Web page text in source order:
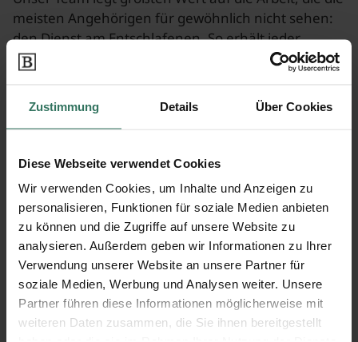
Zustimmung Details Über Cookies
Diese Webseite verwendet Cookies
Wir verwenden Cookies, um Inhalte und Anzeigen zu
personalisieren, Funktionen für soziale Medien anbieten
zu können und die Zugriffe auf unsere Website zu
analysieren. Außerdem geben wir Informationen zu Ihrer
Verwendung unserer Website an unsere Partner für
soziale Medien, Werbung und Analysen weiter. Unsere
Partner führen diese Informationen möglicherweise mit
weiteren Daten zusammen, die Sie ihnen bereitgestellt
meisten Angehörigen für gewöhnlich nicht sehen:
den Dienst am Entschlafenen. So erhält jeder
Verstorbene eine grundlegende hygienische
Totenversorgung, die neben der traditionellen
Waschung auch die ästhetische Herrichtung nach
neusten Normen beinhaltet.
Neben klassischen Bestattungen wie den Erd-,
Feuer- und Seebestattungen, bieten wir Ihnen noch
individuelle Gedenkmöglichkeiten wie Fingerprints,
Erinnerungsdiamanten und weitere Alternativen
an.
Natürlich bietet es sich an, Tradition und Moderne
zu kombinieren. Fragen hierzu beantworten wir